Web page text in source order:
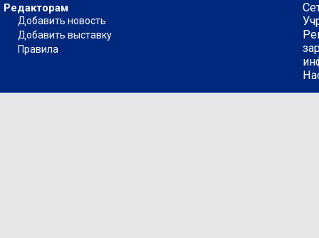
Редакторам
Добавить новость
Добавить выставку
Правила